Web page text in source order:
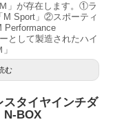
」が存在します。①ラ
M Sport」②スポーティ
Performance
として製造されたハイ
む
タイヤインチダ
BOX